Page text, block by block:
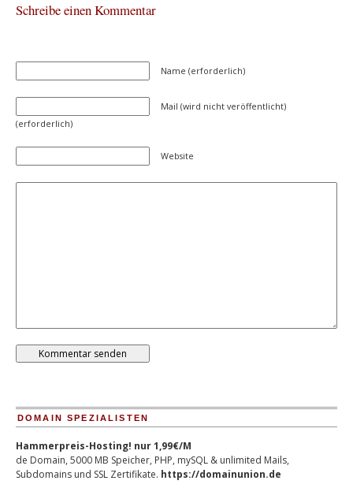
Schreibe einen Kommentar
Name (erforderlich)
Mail (wird nicht veröffentlicht)
(erforderlich)
Website
DOMAIN SPEZIALISTEN
Hammerpreis-Hosting! nur 1,99€/M
de Domain, 5000 MB Speicher, PHP, mySQL & unlimited Mails,
Subdomains und SSL Zertifikate. https://domainunion.de